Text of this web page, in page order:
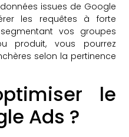
issues de Google
les requêtes à forte
vos groupes
produit, vous pourrez
selon la pertinence
le
Ads ?